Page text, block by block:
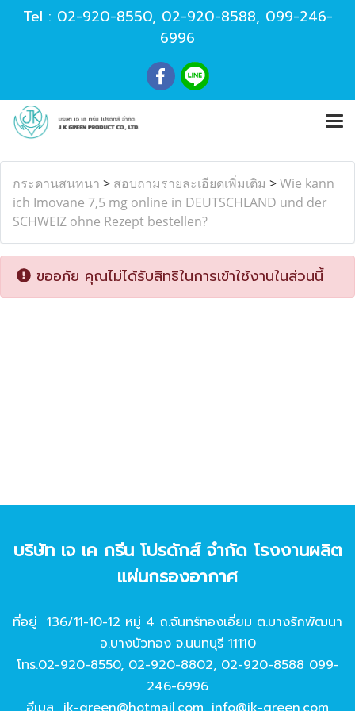
Tel : 02-920-8550, 02-920-8588, 099-246-
6996
กระดานสนทนา > สอบถามรายละเอียดเพิ่มเติม >Wie kann
ich Imovane 7,5 mg online in DEUTSCHLAND und der
SCHWEIZ ohne Rezept bestellen?
ขออภัย คุณไม่ได้รับสิทธิในการเข้าใช้งานในส่วนนี้
บริษัท เจ เค กรีน โปรดักส์ จํากัด โรงงานผลิต
แผ่นกรองอากาศ
ที่อยู่ 136/11-10-12 หมู่ 4 ถ.จันทร์ทองเอี่ยม ต.บางรักพัฒนา
อ.บางบัวทอง จ.นนทบุรี 11110
โทร.02-920-8550, 02-920-8802, 02-920-8588 099-
246-6996